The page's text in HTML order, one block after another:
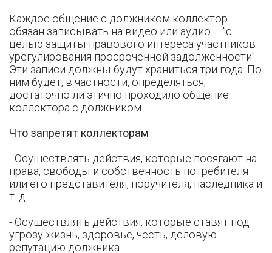
Каждое общение с должником коллектор
обязан записывать на видео или аудио – "с
целью защиты правового интереса участников
урегулирования просроченной задолженности".
Эти записи должны будут храниться три года. По
ним будет, в частности, определяться,
достаточно ли этично проходило общение
коллектора с должником.
Что запретят коллекторам
- Осуществлять действия, которые посягают на
права, свободы и собственность потребителя
или его представителя, поручителя, наследника и
т .д.
- Осуществлять действия, которые ставят под
угрозу жизнь, здоровье, честь, деловую
репутацию должника.